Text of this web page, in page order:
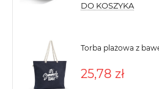
DO KOSZYKA
Torba plażowa z
25,78 zł